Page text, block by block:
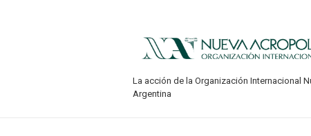
La acción de la Organización Internacional
Argentina